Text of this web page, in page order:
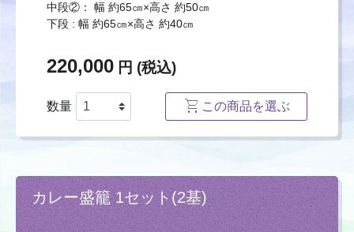
中段②： 幅 約65㎝×高さ 約50㎝
下段 : 幅 約65㎝×高さ 約40㎝
220,000 円 (税込)
数量 この商品を選ぶ
カレー盛籠 1セット(2基)